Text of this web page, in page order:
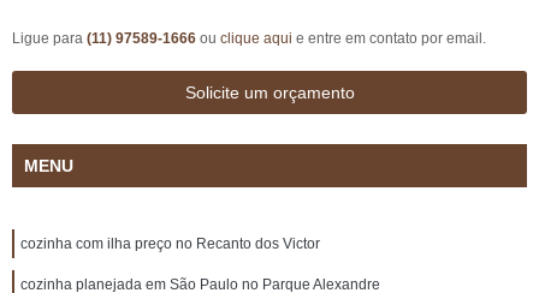
Ligue para (11) 97589-1666 ou clique aqui e entre em contato por email.
Solicite um orçamento
MENU
cozinha com ilha preço no Recanto dos Victor
cozinha planejada em São Paulo no Parque Alexandre